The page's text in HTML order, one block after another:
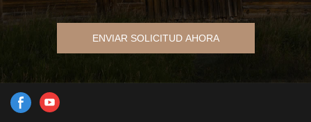
ENVIAR SOLICITUD AHORA